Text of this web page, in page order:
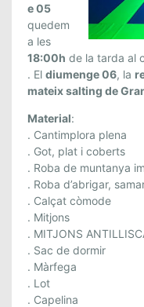
A
L
T
N
!
5
-
6
D
E
M
A
R
Ç
e 05
quedem
a les
18:00h de la tarda al
. El diumenge 06, la
mateix salting de
Material:
. Cantimplora plena
. Got, plat i coberts
. Roba de muntanya
. Roba d’abrigar,
. Calçat còmode
. Mitjons
. MITJONS
. Sac de dormir
. Màrfega
. Lot
. Capelina